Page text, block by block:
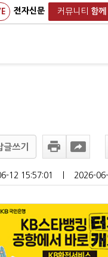
전자신문 커뮤니티 함께
글쓰기
12 15:57:01 2026-